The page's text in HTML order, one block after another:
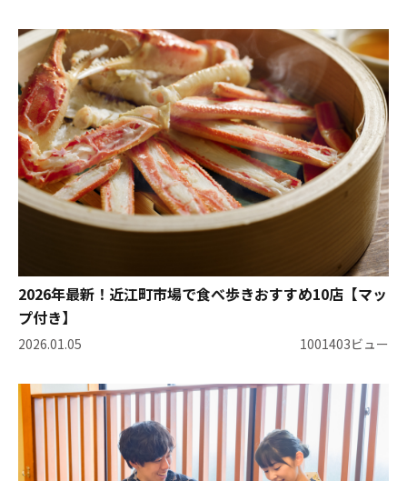
2026年最新！近江町市場で食べ歩きおすすめ10店【マッ
プ付き】
2026.01.05 1001403ビュー